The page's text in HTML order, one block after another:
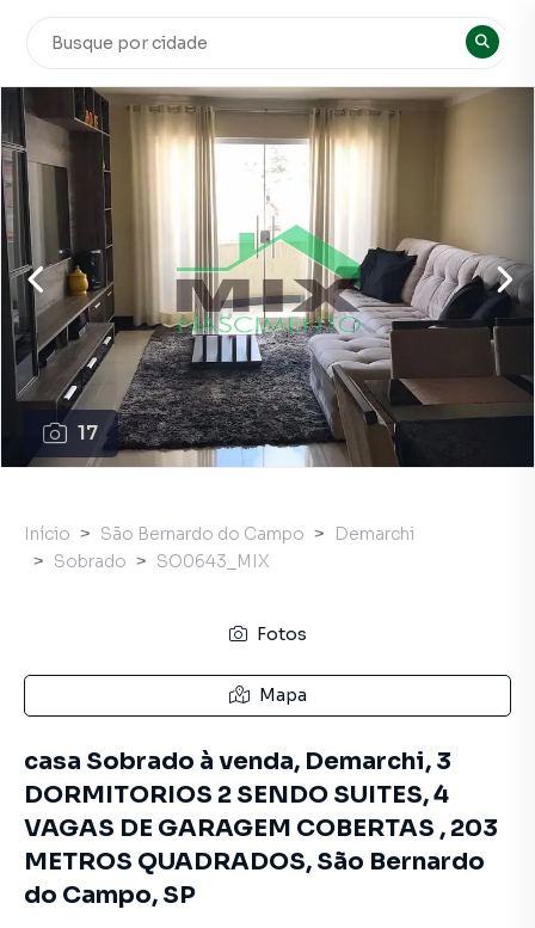
17
Início São Bernardo do Campo
Demarchi
Sobrado
SO0643_MIX
Fotos
Mapa
casa Sobrado à venda, Demarchi, 3
DORMITORIOS 2 SENDO SUITES, 4
VAGAS DE GARAGEM COBERTAS , 203
METROS QUADRADOS, São Bernardo
do Campo, SP